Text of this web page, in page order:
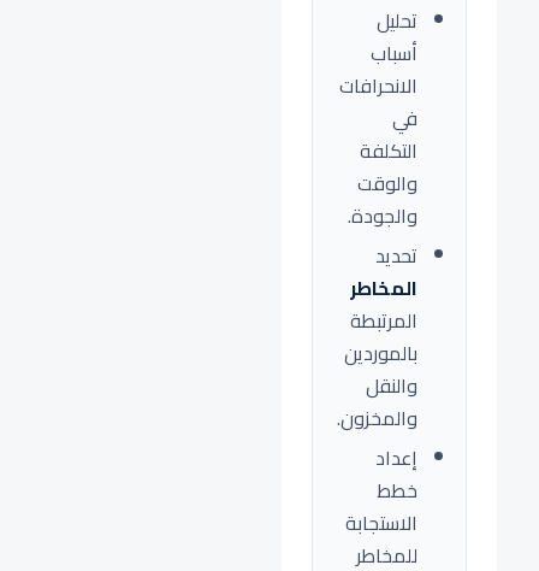
تحليل
أسباب
الانحرافات
في
التكلفة
والوقت
والجودة.
تحديد
المخاطر
المرتبطة
بالموردين
والنقل
والمخزون.
إعداد
خطط
الاستجابة
للمخاطر